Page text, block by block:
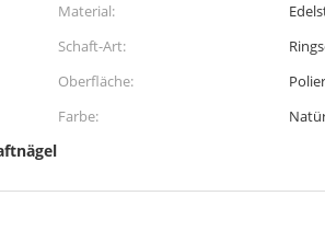
Material:
Schaft-Art:
Oberfläche:
Farbe: